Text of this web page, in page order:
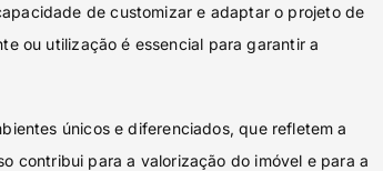
de customizar e adaptar o projeto de
ou utilização é essencial para garantir a
únicos e diferenciados, que refletem a
contribui para a valorização do imóvel e para a